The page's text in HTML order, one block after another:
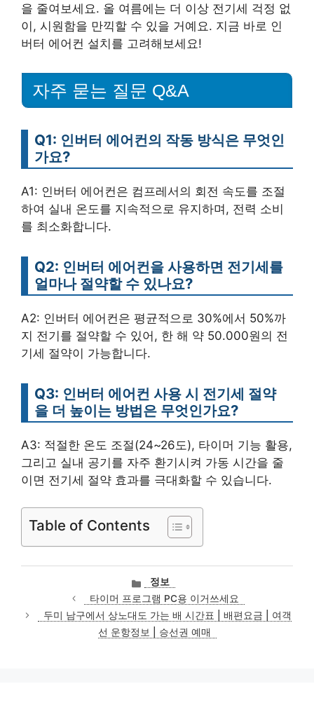
을 줄여보세요. 올 여름에는 더 이상 전기세 걱정 없
이, 시원함을 만끽할 수 있을 거예요. 지금 바로 인
버터 에어컨 설치를 고려해보세요!
자주 묻는 질문 Q&A
Q1: 인버터 에어컨의 작동 방식은 무엇인
가요?
A1: 인버터 에어컨은 컴프레서의 회전 속도를 조절
하여 실내 온도를 지속적으로 유지하며, 전력 소비
를 최소화합니다.
Q2: 인버터 에어컨을 사용하면 전기세를
얼마나 절약할 수 있나요?
A2: 인버터 에어컨은 평균적으로 30%에서 50%까
지 전기를 절약할 수 있어, 한 해 약 50.000원의 전
기세 절약이 가능합니다.
Q3: 인버터 에어컨 사용 시 전기세 절약
을 더 높이는 방법은 무엇인가요?
A3: 적절한 온도 조절(24~26도), 타이머 기능 활용,
그리고 실내 공기를 자주 환기시켜 가동 시간을 줄
이면 전기세 절약 효과를 극대화할 수 있습니다.
Table of Contents
카
테
고
리
정보
타이머 프로그램 PC용 이거쓰세요
두미 남구에서 상노대도 가는 배 시간표 | 배편요금 | 여객
선 운항정보 | 승선권 예매